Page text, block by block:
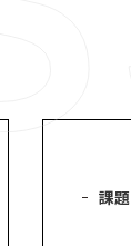
課題